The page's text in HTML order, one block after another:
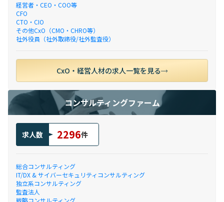
経営者・CEO・COO等
CFO
CTO・CIO
その他CxO（CMO・CHRO等）
社外役員（社外取締役/社外監査役）
CxO・経営人材の求人一覧を見る
コンサルティングファーム
求人数 2296件
総合コンサルティング
IT/DX & サイバーセキュリティコンサルティング
独立系コンサルティング
監査法人
戦略コンサルティング